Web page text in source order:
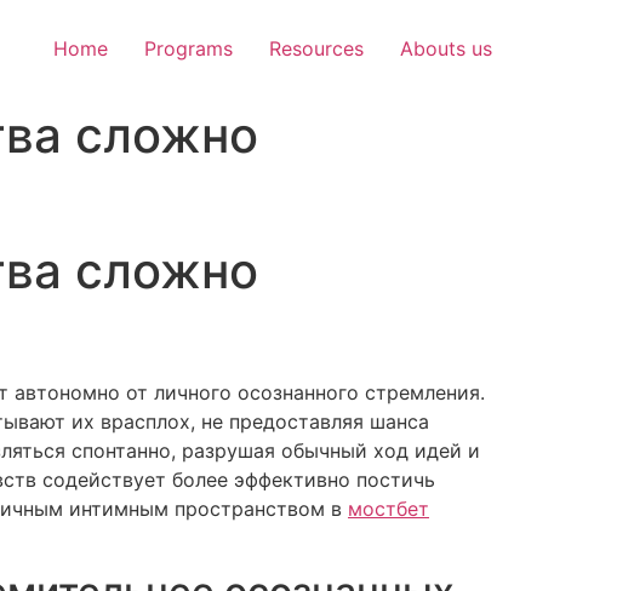
Home Programs Resources Abouts us
сложно
сложно
от личного осознанного стремления.
их врасплох, не предоставляя шанса
спонтанно, разрушая обычный ход идей и
содействует более эффективно постичь
интимным пространством в мостбет